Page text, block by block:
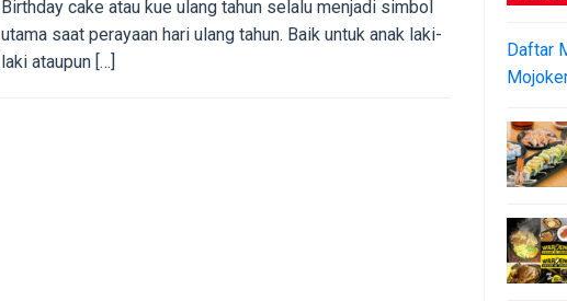
Birthday cake atau kue ulang tahun selalu menjadi simbol
utama saat perayaan hari ulang tahun. Baik untuk anak laki-
laki ataupun […]
Daftar